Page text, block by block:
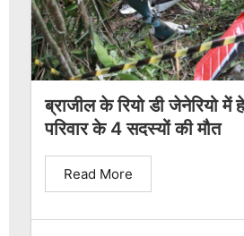
ब्राजील के रियो डी जेनेरियो में
परिवार के 4 सदस्यों की मौत
Read More